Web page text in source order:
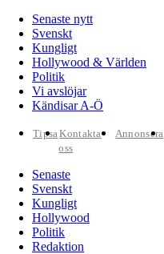
Senaste nytt
Svenskt
Kungligt
Hollywood & Världen
Politik
Vi avslöjar
Kändisar A-Ö
TipsaKontakta
oss
Annonsera
Senaste
Svenskt
Kungligt
Hollywood
Politik
Redaktion